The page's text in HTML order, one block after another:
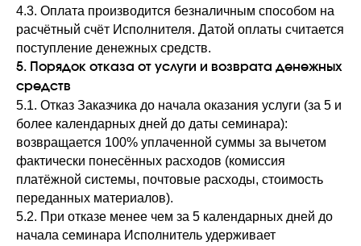
4.3. Оплата производится безналичным способом на
расчётный счёт Исполнителя. Датой оплаты считается
поступление денежных средств.
5. Порядок отказа от услуги и возврата денежных
средств
5.1. Отказ Заказчика до начала оказания услуги (за 5 и
более календарных дней до даты семинара):
возвращается 100% уплаченной суммы за вычетом
фактически понесённых расходов (комиссия
платёжной системы, почтовые расходы, стоимость
переданных материалов).
5.2. При отказе менее чем за 5 календарных дней до
начала семинара Исполнитель удерживает